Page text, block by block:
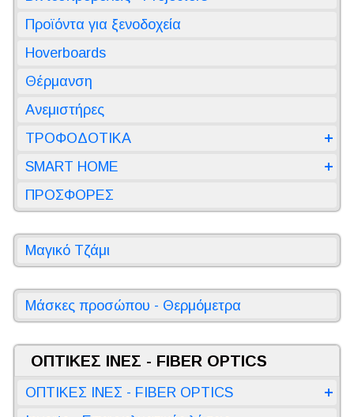
Προϊόντα για ξενοδοχεία
Hoverboards
Θέρμανση
Ανεμιστήρες
ΤΡΟΦΟΔΟΤΙΚΑ
SMART HOME
ΠΡΟΣΦΟΡΕΣ
Μαγικό Τζάμι
Μάσκες προσώπου - Θερμόμετρα
ΟΠΤΙΚΕΣ ΙΝΕΣ - FIBER OPTICS
ΟΠΤΙΚΕΣ ΙΝΕΣ - FIBER OPTICS